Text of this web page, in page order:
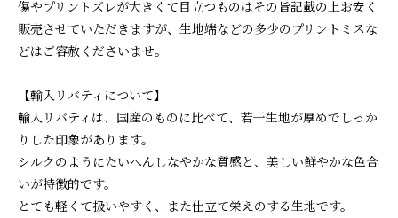
傷やプリントズレが大きくて目立つものはその旨記載の上お安く
販売させていただきますが、生地端などの多少のプリントミスな
どはご容赦くださいませ。
【輸入リバティについて】
輸入リバティは、国産のものに比べて、若干生地が厚めでしっか
りした印象があります。
シルクのようにたいへんしなやかな質感と、美しい鮮やかな色合
いが特徴的です。
とても軽くて扱いやすく、また仕立て栄えのする生地です。